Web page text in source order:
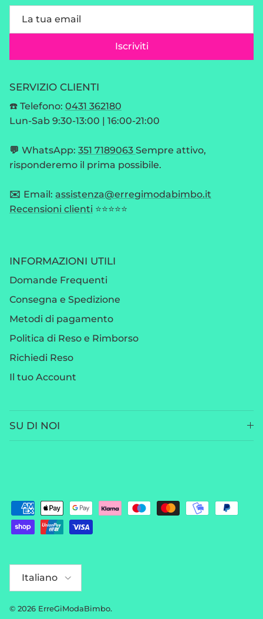
Iscriviti
SERVIZIO CLIENTI
☎️ Telefono: 0431 362180
Lun-Sab 9:30-13:00 | 16:00-21:00
💬 WhatsApp: 351 7189063 Sempre attivo,
risponderemo il prima possibile.
✉️ Email: assistenza@erregimodabimbo.it
Recensioni clienti ⭐⭐⭐⭐⭐
INFORMAZIONI UTILI
Domande Frequenti
Consegna e Spedizione
Metodi di pagamento
Politica di Reso e Rimborso
Richiedi Reso
Il tuo Account
SU DI NOI
Italiano
© 2026 ErreGiModaBimbo.